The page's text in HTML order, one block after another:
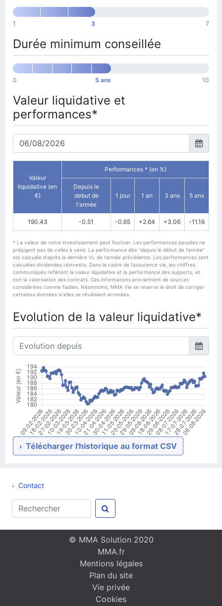
1 3 7
Durée minimum conseillée
0 5 ans 10
Valeur liquidative et
performances*
Valeur
liquidative (en
€)
Performances * (en %)
Depuis le
debut de
l'année
1 jour 1 an 3 ans 5 ans
190.43 -0.51 -0.65 +2.64 +3.06 -11.16
* La valeur de votre investissement peut fluctuer. Les performances passées ne
préjugent pas de celles à venir. La performance dite "depuis le début de l'année"
est calculée d'après la dernière VL de l'année précédente. Les performances sont
calculées dividendes réinvestis. Dans le cadre de l'assurance vie, les chiffres
communiqués reflètent la valeur liquidative et la performance des supports, et
non la valorisation des contrats. Ces informations proviennent de sources
considérées comme fiables. Néanmoins, MMA Vie se réserve le droit de corriger
certaines données si elles se révélaient erronées.
Evolution de la valeur liquidative*
Télécharger l'historique au format CSV
Contact
© MMA Solution 2020
MMA.fr
Mentions légales
Plan du site
Vie privée
Cookies